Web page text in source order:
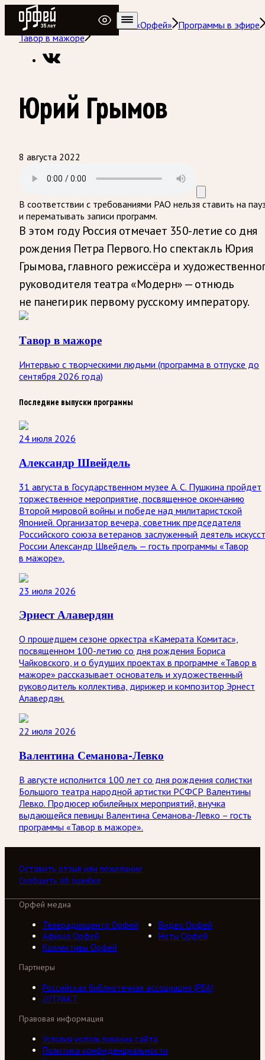
Радио Орфей
Радио классической музыки «Орфей» Программы в эфире
Тавор в мажоре
Юрий Грымов
8 августа 2022
В соответствии с требованиями РАО нельзя ставить на
и перематывать записи программ.
В этом году Россия отмечает 350-летие со дня
рождения Петра Первого. Но спектакль Юрия
Грымова, главного режиссёра и
руководителя театра «Модерн» — отнюдь
не панегирик первому русскому императору.
Тавор в мажоре
Интервью с творческими людьми (программа в отпуске до
сентября 2026 года)
Последние выпуски программы
24 июля 2026
Александр Швейдель
31 августа в Государственном музее А. С. Пушкина пройдет
торжественное мероприятие, посвященное окончанию
Второй мировой войны и победе над милитаристской
Японией. Организатор вечера, советник председателя
Российского союза ветеранов заслуженный деятель
России Александр Швейдель — гость программы «Тавор
в мажоре».
23 июля 2026
Эрнест Алавердян
О прошедшем сезоне оркестра «Камерата Комитас»,
посвященном 100-летию со дня рождения Бориса
Чайковского, и о будущих проектах в программе «Тавор в
мажоре» рассказывает основатель и художественный
руководитель коллектива, дирижер и композитор Эрнест
Алавердян.
22 июля 2026
Валентина Семанова-Левко
В августе исполнится 100 лет со дня рождения солистки
Большого театра народной артистки РСФСР Валентины
Левко. Продюсер юбилейных мероприятий, внучка
выдающейся певицы Валентина Семанова-Левко – гость
программы «Тавор в мажоре».
Оставить отзыв или пожелание
Сообщить об ошибке
Орфей медиа
Телерадиоцентр Орфей
Видео Орфей
Афиша Орфей
Ноты Орфей
Коллективы Орфей
Партнеры
Российская библиотечная ассоциация (РБА)
///ТРАКТ
Правовая информация
Условия использования сайта
Политика конфиденциальности